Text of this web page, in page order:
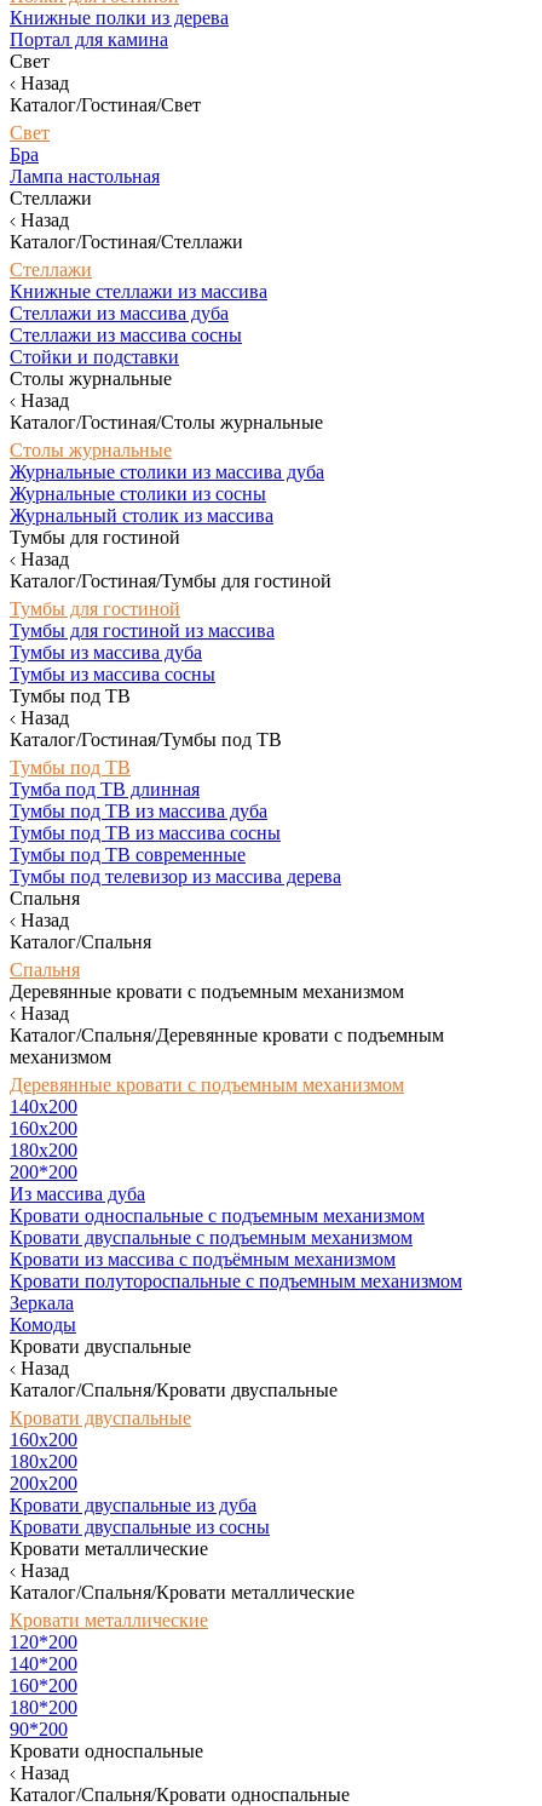
Книжные полки из дерева
Портал для камина
Свет
Назад
Каталог/Гостиная/Свет
Свет
Бра
Лампа настольная
Стеллажи
Назад
Каталог/Гостиная/Стеллажи
Стеллажи
Книжные стеллажи из массива
Стеллажи из массива дуба
Стеллажи из массива сосны
Стойки и подставки
Столы журнальные
Назад
Каталог/Гостиная/Столы журнальные
Столы журнальные
Журнальные столики из массива дуба
Журнальные столики из сосны
Журнальный столик из массива
Тумбы для гостиной
Назад
Каталог/Гостиная/Тумбы для гостиной
Тумбы для гостиной
Тумбы для гостиной из массива
Тумбы из массива дуба
Тумбы из массива сосны
Тумбы под ТВ
Назад
Каталог/Гостиная/Тумбы под ТВ
Тумбы под ТВ
Тумба под ТВ длинная
Тумбы под ТВ из массива дуба
Тумбы под ТВ из массива сосны
Тумбы под ТВ современные
Тумбы под телевизор из массива дерева
Спальня
Назад
Каталог/Спальня
Спальня
Деревянные кровати с подъемным механизмом
Назад
Каталог/Спальня/Деревянные кровати с подъемным
механизмом
Деревянные кровати с подъемным механизмом
140x200
160х200
180х200
200*200
Из массива дуба
Кровати односпальные с подъемным механизмом
Кровати двуспальные с подъемным механизмом
Кровати из массива с подъёмным механизмом
Кровати полутороспальные с подъемным механизмом
Зеркала
Комоды
Кровати двуспальные
Назад
Каталог/Спальня/Кровати двуспальные
Кровати двуспальные
160х200
180x200
200x200
Кровати двуспальные из дуба
Кровати двуспальные из сосны
Кровати металлические
Назад
Каталог/Спальня/Кровати металлические
Кровати металлические
120*200
140*200
160*200
180*200
90*200
Кровати односпальные
Назад
Каталог/Спальня/Кровати односпальные